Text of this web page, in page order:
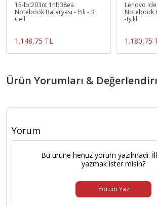
15-bc203nt 1nb38ea
Notebook Bataryası - Pili - 3
Cell
1.148,75 TL
Lenovo
Notebook
-Işıklı
1.180,75
Ürün Yorumları &
Yorum
Bu ürüne henüz yorum yazılmadı.
yazmak ister misin?
Yorum Yaz